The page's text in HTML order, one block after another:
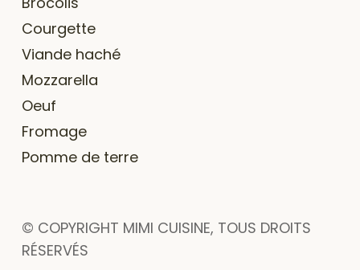
Courgette
Viande haché
Mozzarella
Oeuf
Fromage
Pomme de terre
© COPYRIGHT MIMI CUISINE, TOUS DROITS
RÉSERVÉS